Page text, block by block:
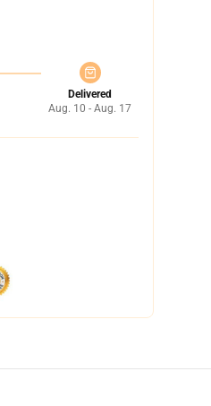
Delivered
Aug. 10 - Aug. 17